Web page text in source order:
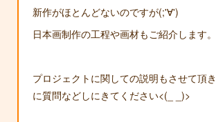
新作がほとんどないのですが(;'∀')
日本画制作の工程や画材もご紹介します。
プロジェクトに関しての説明もさせて頂
に質問などしにきてください<(_ _)>